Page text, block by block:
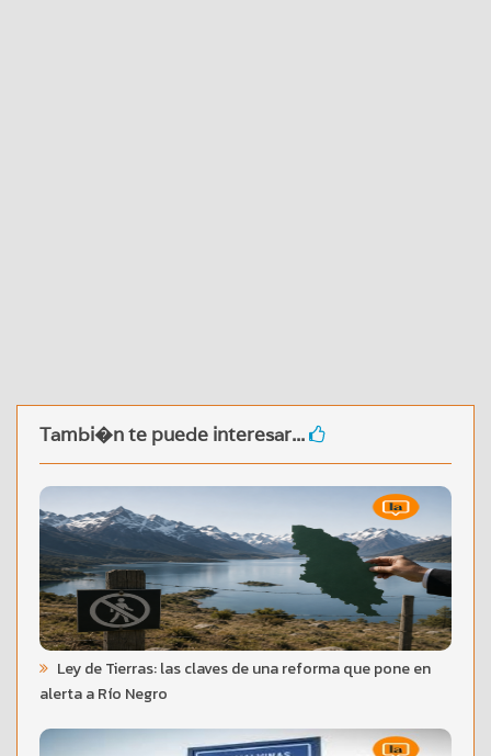
Tambi�n te puede interesar...
Ley de Tierras: las claves de una reforma que pone en
alerta a Río Negro